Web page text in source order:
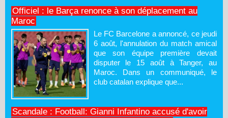
Officiel : le Barça renonce à son déplacement au
Maroc
Le FC Barcelone a annoncé, ce jeudi
6 août, l'annulation du match amical
que son équipe première devait
disputer le 15 août à Tanger, au
Maroc. Dans un communiqué, le
club catalan explique que...
Scandale : Football: Gianni Infantino accusé d'avoir